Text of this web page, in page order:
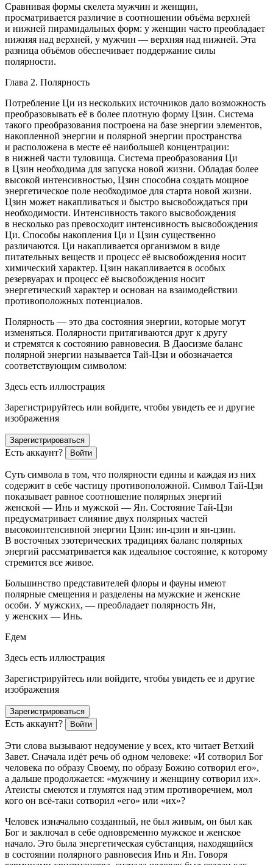
Сравнивая формы скелета мужчин и женщин,
просматривается различие в соотношении объёма верхней
и нижней пирамидальных форм: у женщин часто преобладает
нижняя над верхней, у мужчин — верхняя над нижней. Эта
разница объёмов обеспечивает поддержание силы
полярности.
Глава 2. Полярность
Потребление Ци из нескольких источников дало возможность
преобразовывать её в более плотную форму Цзин. Система
такого преобразования построена на базе энергии элементов,
накопленной энергии и полярной энергии пространства
и расположена в месте её наибольшей концентрации:
в нижней части туловища. Система преобразования Ци
в Цзин необходима для запуска новой жизни. Обладая более
высокой интенсивностью, Цзин способна создать мощное
энергетическое поле необходимое для старта новой жизни.
Цзин может накапливаться и быстро высвобождаться при
необходимости. Интенсивность такого высвобождения
в несколько раз превосходит интенсивность высвобождения
Ци. Способы накопления Ци и Цзин существенно
различаются. Ци накапливается организмом в виде
питательных веществ и процесс её высвобождения носит
химический характер. Цзин накапливается в особых
резервуарах и процесс её высвобождения носит
энергетический характер и основан на взаимодействии
противоположных потенциалов.
Полярность — это два состояния энергии, которые могут
изменяться. Полярности притягиваются друг к другу
и стремятся к состоянию равновесия. В Даосизме баланс
полярной энергии называется Тай-Цзи и обозначается
соответствующим символом:
Здесь есть иллюстрация
Зарегистрируйтесь или войдите, чтобы увидеть ее и другие
изображения
Зарегистрироваться
Есть аккаунт? Войти
Суть символа в том, что полярности едины и каждая из них
содержит в себе частицу противоположной. Символ Тай-Цзи
показывает равное соотношение полярных энергий
женской — Инь и мужской — Ян. Состояние Тай-Цзи
предусматривает слияние двух полярных частей
высокоинтенсивной энергии Цзин: ин-цзин и ян-цзин.
В восточных эзотерических традициях баланс полярных
энергий рассматривается как идеальное состояние, к которому
стремится все живое.
Большинство представителей флоры и фауны имеют
полярные смещения и разделены на мужские и женские
особи. У мужских, — преобладает полярность Ян,
у женских — Инь.
Едем
Здесь есть иллюстрация
Зарегистрируйтесь или войдите, чтобы увидеть ее и другие
изображения
Зарегистрироваться
Есть аккаунт? Войти
Эти слова вызывают недоумение у всех, кто читает Ветхий
Завет. Сначала идёт речь об одном человеке: «И сотворил Бог
человека по образу Своему, по образу Божию сотворил его»,
а дальше продолжается: «мужчину и женщину сотворил их».
Атеисты смеются и глумятся над этим противоречием, мол
кого он всё-таки сотворил «его» или «их»?
Человек изначально созданный, не был живым, он был как
Бог и заключал в себе одновременно мужское и женское
начало. Это была энергетическая субстанция, находящийся
в состоянии полярного равновесия Инь и Ян. Говоря